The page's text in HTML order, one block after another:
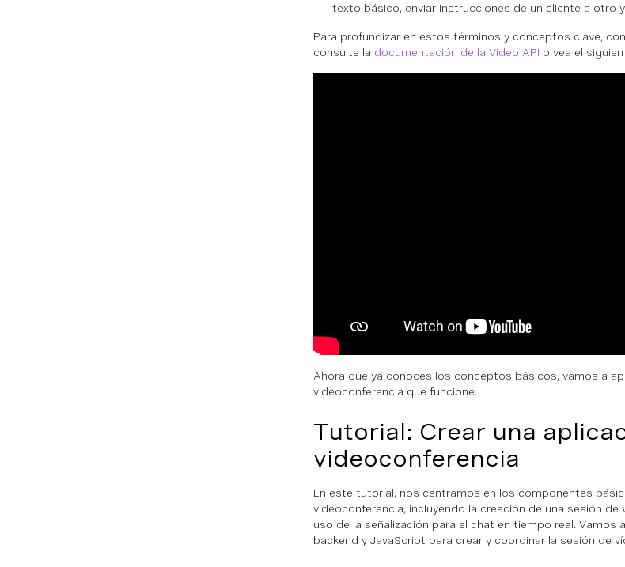
texto básico, enviar instrucciones de un cliente a otro
Para profundizar en estos términos y conceptos clave,
consulte la documentación de la Video API o vea el
Ahora que ya conoces los conceptos básicos, vamos a
videoconferencia que funcione.
Tutorial: Crear una
videoconferencia
En este tutorial, nos centramos en los componentes
videoconferencia, incluyendo la creación de una sesión de
uso de la señalización para el chat en tiempo real. Vamos
backend y JavaScript para crear y coordinar la sesión de